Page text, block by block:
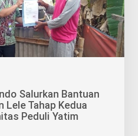
Salurkan Bantuan
Lele Tahap Kedua
Peduli Yatim